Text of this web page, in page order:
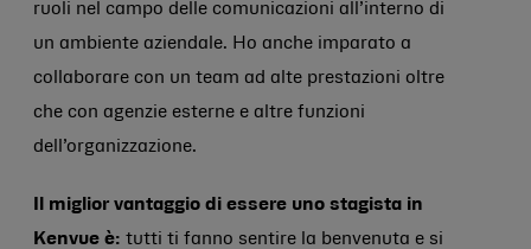
ruoli nel campo delle comunicazioni all’interno di
un ambiente aziendale. Ho anche imparato a
collaborare con un team ad alte prestazioni oltre
che con agenzie esterne e altre funzioni
dell’organizzazione.
Il miglior vantaggio di essere uno stagista in
Kenvue è: tutti ti fanno sentire la benvenuta e si